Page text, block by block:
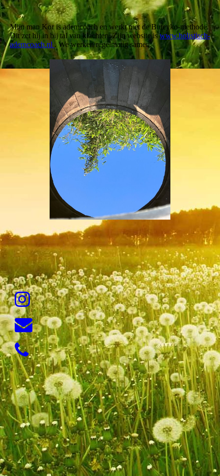
Mijn man Kor is ademcoach en werkt met de Buteyko-methode.
Dit zet hij in bij tal van klachten. Zijn website iswww.holistisch-
ademcoach.nl . We werken regelmatig samen.